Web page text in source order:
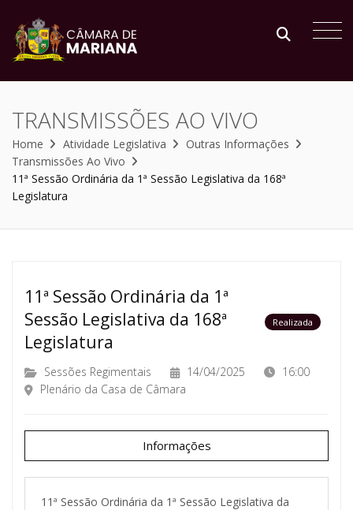
TRANSMISSÕES AO VIVO
Home Atividade Legislativa
Outras Informações
Transmissões Ao Vivo
11ª Sessão Ordinária da 1ª Sessão Legislativa da 168ª
Legislatura
11ª Sessão Ordinária da 1ª
Sessão Legislativa da 168ª
Legislatura
Realizada
Sessões Regimentais 14/04/2025
16:00
Plenário da Casa de Câmara
Informações
11ª Sessão Ordinária da 1ª Sessão Legislativa da